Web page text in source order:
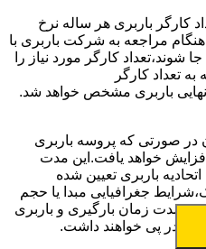
کارگر باربری هر ساله نرخ
مراجعه به شرکت باربری با
شوند،تعداد کارگر مورد نیاز را
تعداد کارگر
باربری مشخص خواهد شد.
در صورتی که پروسه باربری
خواهد یافت.این مدت
باربری تعیین شده
جغرافیایی مبدا یا حجم
مدت زمان بارگیری و باربری
را در پی خواهند داشت.